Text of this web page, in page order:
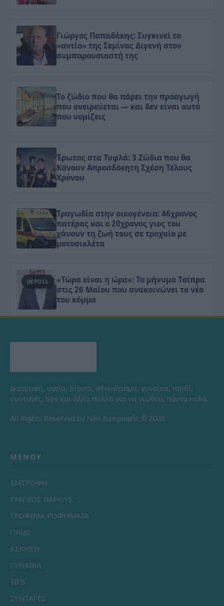
Γιώργος Παπαδάκης: Συγκινεί το
«αντίο» της Σεμίνας Διγενή στον
συμπαρουσιαστή της
Το ζώδιο που θα πάρει την προαγωγή
που ονειρεύεται — και δεν είναι αυτό
που νομίζεις
Έρωτας στα Τυφλά: 3 Ζώδια που θα
Κάνουν Απροσδόκητη Σχέση Τέλους
Χρόνου
Τραγωδία στην οικογένεια: 46χρονος
πατέρας και ο 20χρονος γιος του
χάνουν τη ζωή τους σε τροχαίο με
μοτοσικλέτα
POLL
«Τώρα είναι η ώρα»: Το μήνυμα Τσίπρα
στις 26 Μαΐου που ανακοινώνει το νέο
του κόμμα
Διατροφή, υγεία, δίαιτα, αδυνάτισμα, γυναίκα, παιδί,
συνταγές, tips και άλλα πολλά για να νιώθεις πάντα καλά.
All Rights Reserved by Νέα Διατροφής © 2026
ΜΕΝΟΎ
ΔΙΑΤΡΟΦΗ
ΕΛΕΓΧΟΣ ΒΑΡΟΥΣ
ΤΡΟΦΙΜΑ ΡΟΦΗΜΑΤΑ
ΠΑΙΔΙ
ΑΣΚΗΣΗ
ΓΥΝΑΙΚΑ
TIPS
ΣΥΝΤΑΓΕΣ